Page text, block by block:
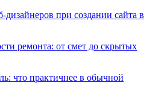
при создании сайта в
ремонта: от смет до скрытых
что практичнее в обычной